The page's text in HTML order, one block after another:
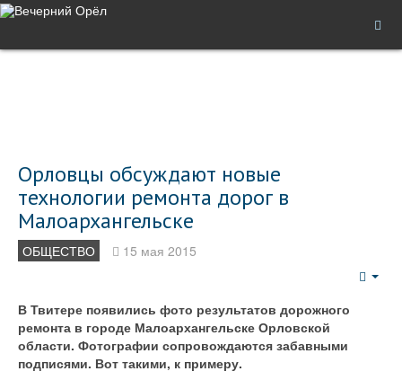
Орловцы обсуждают новые
технологии ремонта дорог в
Малоархангельске
ОБЩЕСТВО 15 мая 2015
В Твитере появились фото результатов дорожного
ремонта в городе Малоархангельске Орловской
области. Фотографии сопровождаются забавными
подписями. Вот такими, к примеру.